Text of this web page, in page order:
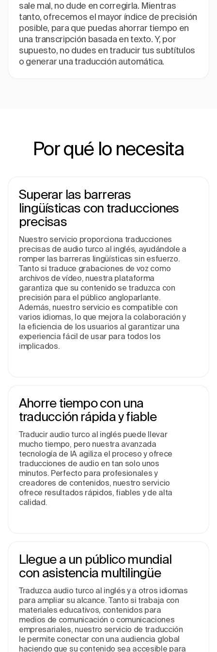
sale mal, no dude en corregirla. Mientras
tanto, ofrecemos el mayor índice de precisión
posible, para que puedas ahorrar tiempo en
una transcripción basada en texto. Y, por
supuesto, no dudes en traducir tus subtítulos
o generar una traducción automática.
Por qué lo necesita
Superar las barreras
lingüísticas con traducciones
precisas
Nuestro servicio proporciona traducciones
precisas de audio turco al inglés, ayudándole a
romper las barreras lingüísticas sin esfuerzo.
Tanto si traduce grabaciones de voz como
archivos de vídeo, nuestra plataforma
garantiza que su contenido se traduzca con
precisión para el público angloparlante.
Además, nuestro servicio es compatible con
varios idiomas, lo que mejora la colaboración y
la eficiencia de los usuarios al garantizar una
experiencia fácil de usar para todos los
implicados.
Ahorre tiempo con una
traducción rápida y fiable
Traducir audio turco al inglés puede llevar
mucho tiempo, pero nuestra avanzada
tecnología de IA agiliza el proceso y ofrece
traducciones de audio en tan solo unos
minutos. Perfecto para profesionales y
creadores de contenidos, nuestro servicio
ofrece resultados rápidos, fiables y de alta
calidad.
Llegue a un público mundial
con asistencia multilingüe
Traduzca audio turco al inglés y a otros idiomas
para ampliar su alcance. Tanto si trabaja con
materiales educativos, contenidos para
medios de comunicación o comunicaciones
empresariales, nuestro servicio de traducción
le permite conectar con una audiencia global
haciendo que su contenido sea accesible para